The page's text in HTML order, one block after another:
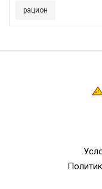
рацион